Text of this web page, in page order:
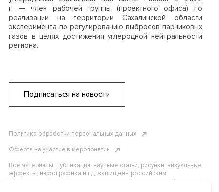
г. — член рабочей группы (проектного офиса) по
реализации на территории Сахалинской области
эксперимента по регулированию выбросов парниковых
газов в целях достижения углеродной нейтральности
региона.
Подписаться на новости
Политика обработки персональных данных
Оферта на участие в мероприятии
Все материалы, публикации, научные статьи, рисунки, визуальные
эффекты, инфографика и т.д. защищены российским,
американским и международным законодательством об авторском